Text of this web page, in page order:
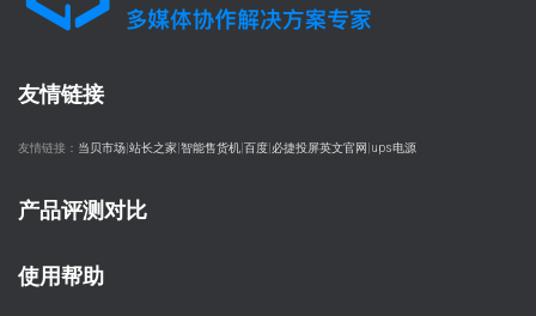
友情链接
友情链接： 当贝市场 站长之家 智能售货机 百度 必捷投屏英文官网 ups电源
产品评测对比
使用帮助